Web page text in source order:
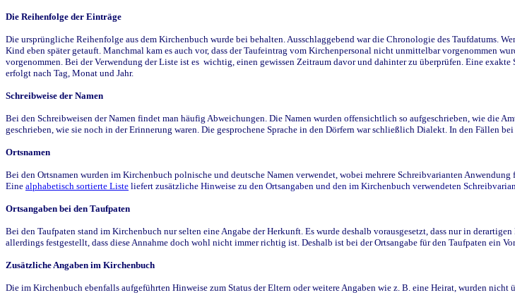
Die Reihenfolge der Einträge
Die ursprüngliche Reihenfolge aus dem Kirchenbuch wurde bei behalten. Ausschlaggebend war die Chronologie des Taufdatums.
Kind eben später getauft. Manchmal kam es auch vor, dass der Taufeintrag vom Kirchenpersonal nicht unmittelbar vorgenommen
vorgenommen. Bei der Verwendung der Liste ist es wichtig, einen gewissen Zeitraum davor und dahinter zu überprüfen. Eine
erfolgt nach Tag, Monat und Jahr.
Schreibweise der Namen
Bei den Schreibweisen der Namen findet man häufig Abweichungen. Die Namen wurden offensichtlich so aufgeschrieben, wie die
geschrieben, wie sie noch in der Erinnerung waren. Die gesprochene Sprache in den Dörfern war schließlich Dialekt. In den Fällen
Ortsnamen
Bei den Ortsnamen wurden im Kirchenbuch polnische und deutsche Namen verwendet, wobei mehrere Schreibvarianten
Eine alphabetisch sortierte Liste liefert zusätzliche Hinweise zu den Ortsangaben und den im Kirchenbuch verwendeten
Ortsangaben bei den Taufpaten
Bei den Taufpaten stand im Kirchenbuch nur selten eine Angabe der Herkunft. Es wurde deshalb vorausgesetzt, dass nur in
allerdings festgestellt, dass diese Annahme doch wohl nicht immer richtig ist. Deshalb ist bei der Ortsangabe für den Taufpaten ein
Zusätzliche Angaben im Kirchenbuch
Die im Kirchenbuch ebenfalls aufgeführten Hinweise zum Status der Eltern oder weitere Angaben wie z. B. eine Heirat, wurden nicht